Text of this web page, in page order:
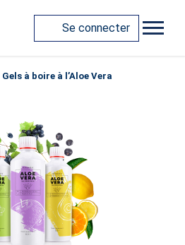
Se connecter
Gels à boire à l’Aloe Vera